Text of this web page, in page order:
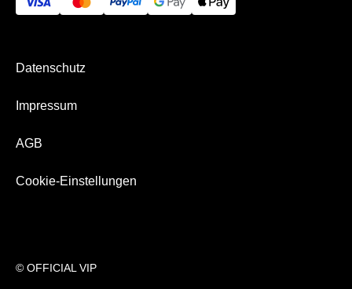
Kontakt
Impressum
© OFFICIAL VIP
Datenschutz
Impressum
AGB
Cookie-Einstellungen